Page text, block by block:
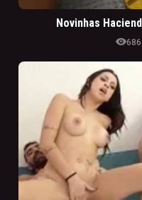
Novinhas
visibility